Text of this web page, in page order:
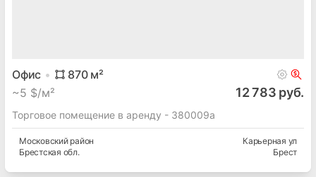
Офис 870м²
~5 $/м² 12 783 руб.
Торговое помещение в аренду - 380009а
Московскийрайон
Брестская обл.
Карьерная ул
Брест